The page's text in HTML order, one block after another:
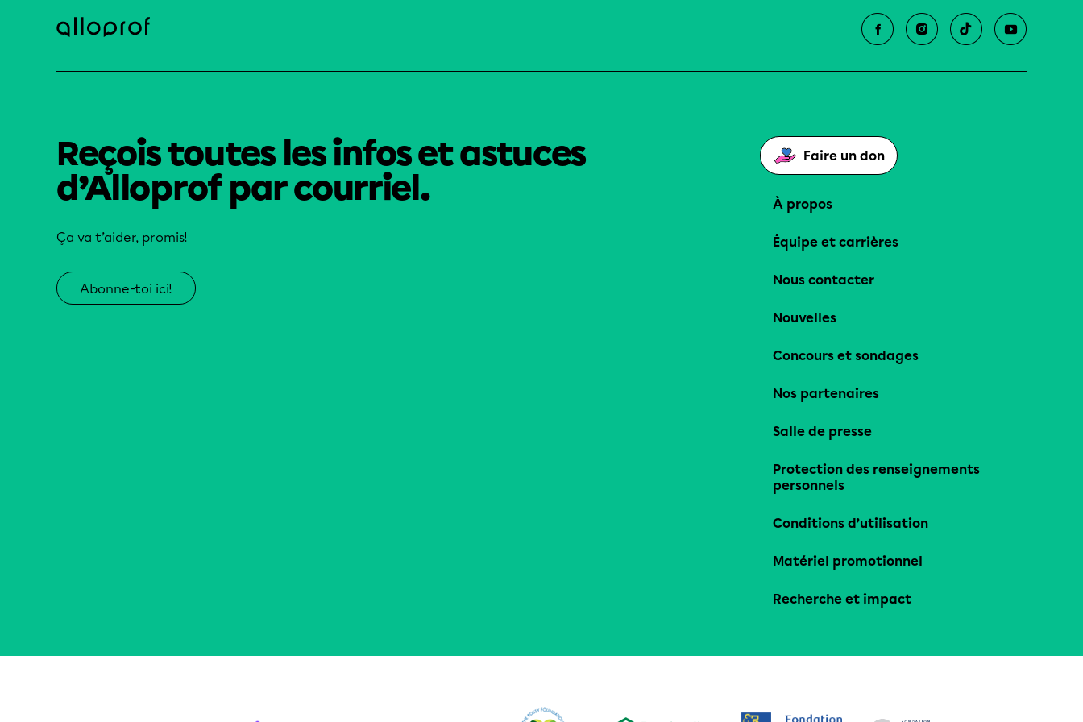
Reçois toutes les infos et astuces
d’Alloprof par courriel.
Ça va t’aider, promis!
Abonne-toi ici!
Faire un don
À propos
Équipe et carrières
Nous contacter
Nouvelles
Concours et sondages
Nos partenaires
Salle de presse
Protection des renseignements
personnels
Conditions d’utilisation
Matériel promotionnel
Recherche et impact